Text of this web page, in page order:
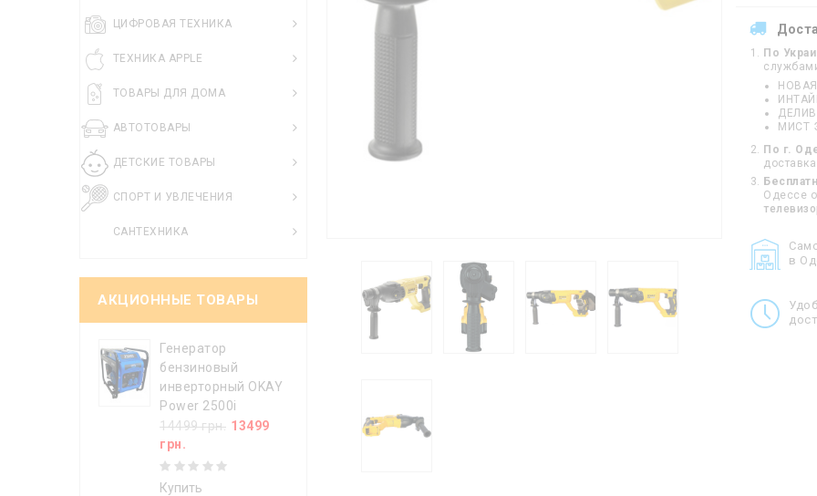
ЦИФРОВАЯ ТЕХНИКА
ТЕХНИКА APPLE
ТОВАРЫ ДЛЯ ДОМА
АВТОТОВАРЫ
ДЕТСКИЕ ТОВАРЫ
СПОРТ И УВЛЕЧЕНИЯ
САНТЕХНИКА
АКЦИОННЫЕ ТОВАРЫ
Генератор
бензиновый
инверторный OKAY
Power 2500i
14499 грн. 13499
грн.
Купить
По
МИСТ
По г.
доставка
Одессе
в